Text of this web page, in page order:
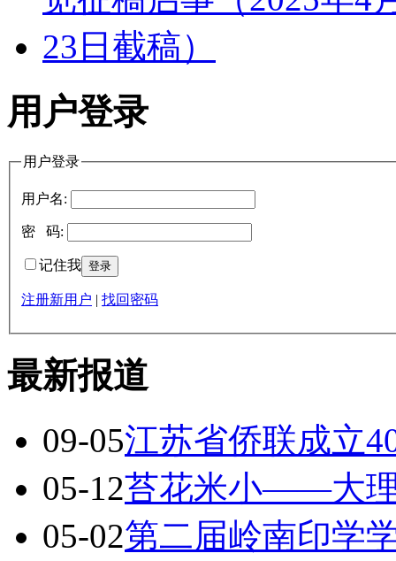
用户登录
用户登录
用户名:
密 码:
记住我
注册新用户 | 找回密码
最新报道
09-05江苏省侨联成立
05-12苔花米小——大
05-02第二届岭南印学